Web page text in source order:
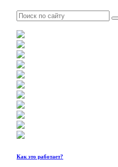
Как это работает?